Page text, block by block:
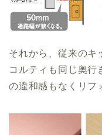
それから、従来のキ
コルティも同じ奥行
の違和感もなくリフ